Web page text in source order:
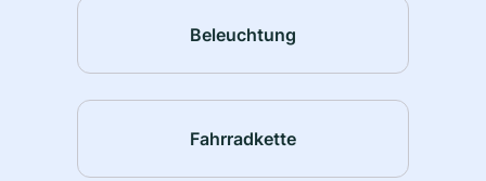
Beleuchtung
Fahrradkette